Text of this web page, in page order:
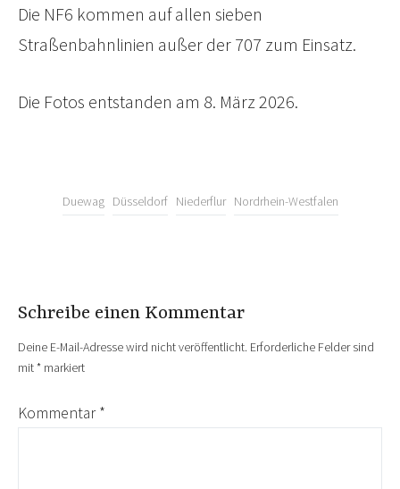
Die NF6 kommen auf allen sieben
Straßenbahnlinien außer der 707 zum Einsatz.
Die Fotos entstanden am 8. März 2026.
Duewag Düsseldorf Niederflur Nordrhein-Westfalen
Schreibe einen Kommentar
Deine E-Mail-Adresse wird nicht veröffentlicht. Erforderliche Felder sind
mit* markiert
Kommentar*